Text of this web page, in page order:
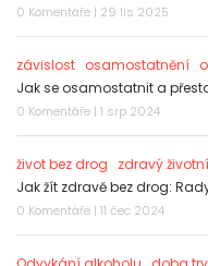
0 Komentáře | 29 lis 2025
závislost osamostatnění
Jak se osamostatnit a
0 Komentáře | 1 srp 2024
život bez drog zdravý
Jak žít zdravě bez drog:
0 Komentáře | 11 čec 2024